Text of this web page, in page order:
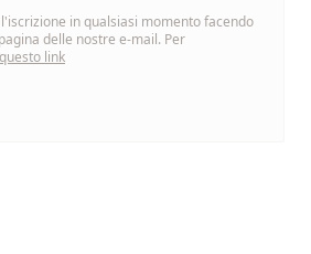
in qualsiasi momento facendo
delle nostre e-mail. Per
questo link